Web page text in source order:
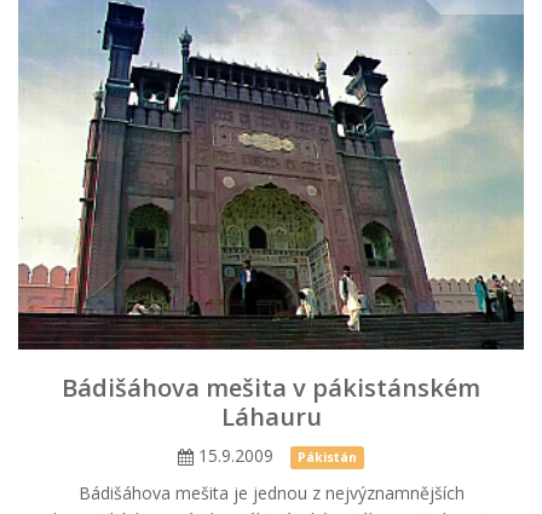
Bádišáhova mešita v pákistánském
Láhauru
15.9.2009 Pákistán
Bádišáhova mešita je jednou z nejvýznamnějších